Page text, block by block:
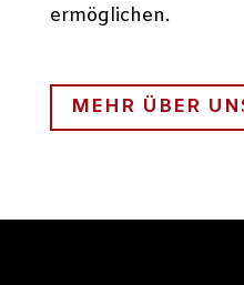
ermöglichen.
MEHR ÜBER